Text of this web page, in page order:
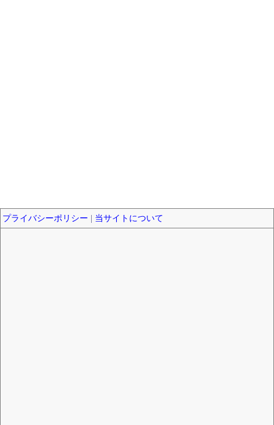
プライバシーポリシー 当サイトについて